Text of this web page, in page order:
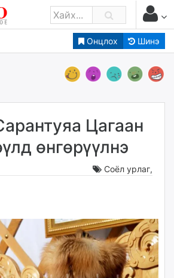
Онцлох Шинэ
Цагаан
өнгөрүүлнэ
Соёл урлаг,